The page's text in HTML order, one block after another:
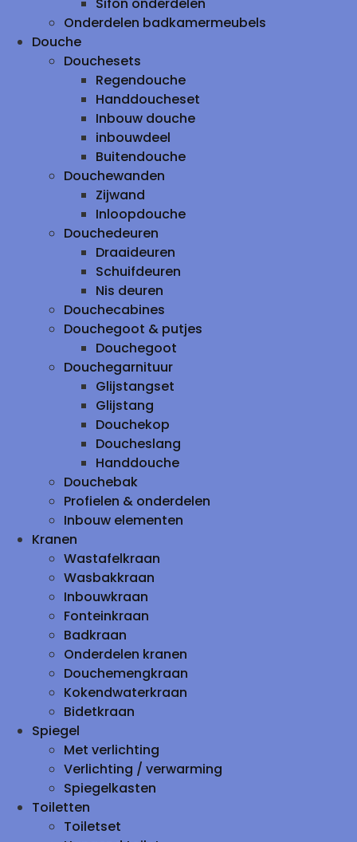
Onderdelen badkamermeubels
Douche
Douchesets
Regendouche
Handdoucheset
Inbouw douche
inbouwdeel
Buitendouche
Douchewanden
Zijwand
Inloopdouche
Douchedeuren
Draaideuren
Schuifdeuren
Nis deuren
Douchecabines
Douchegoot & putjes
Douchegoot
Douchegarnituur
Glijstangset
Glijstang
Douchekop
Doucheslang
Handdouche
Douchebak
Profielen & onderdelen
Inbouw elementen
Kranen
Wastafelkraan
Wasbakkraan
Inbouwkraan
Fonteinkraan
Badkraan
Onderdelen kranen
Douchemengkraan
Kokendwaterkraan
Bidetkraan
Spiegel
Met verlichting
Verlichting / verwarming
Spiegelkasten
Toiletten
Toiletset